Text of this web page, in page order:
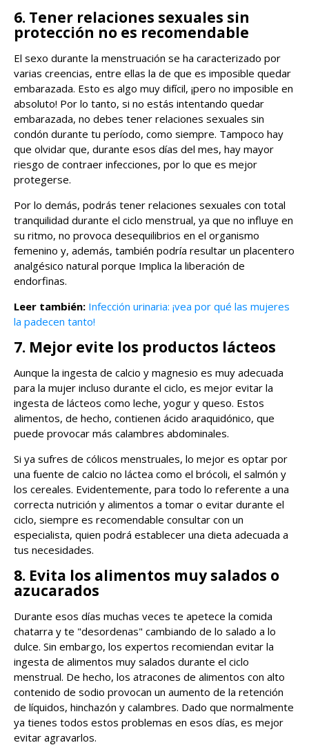
6. Tener relaciones sexuales sin
protección no es recomendable
El sexo durante la menstruación se ha caracterizado por
varias creencias, entre ellas la de que es imposible quedar
embarazada. Esto es algo muy difícil, ¡pero no imposible en
absoluto! Por lo tanto, si no estás intentando quedar
embarazada, no debes tener relaciones sexuales sin
condón durante tu período, como siempre. Tampoco hay
que olvidar que, durante esos días del mes, hay mayor
riesgo de contraer infecciones, por lo que es mejor
protegerse.
Por lo demás, podrás tener relaciones sexuales con total
tranquilidad durante el ciclo menstrual, ya que no influye en
su ritmo, no provoca desequilibrios en el organismo
femenino y, además, también podría resultar un placentero
analgésico natural porque Implica la liberación de
endorfinas.
Leer también: Infección urinaria: ¡vea por qué las mujeres
la padecen tanto!
7. Mejor evite los productos lácteos
Aunque la ingesta de calcio y magnesio es muy adecuada
para la mujer incluso durante el ciclo, es mejor evitar la
ingesta de lácteos como leche, yogur y queso. Estos
alimentos, de hecho, contienen ácido araquidónico, que
puede provocar más calambres abdominales.
Si ya sufres de cólicos menstruales, lo mejor es optar por
una fuente de calcio no láctea como el brócoli, el salmón y
los cereales. Evidentemente, para todo lo referente a una
correcta nutrición y alimentos a tomar o evitar durante el
ciclo, siempre es recomendable consultar con un
especialista, quien podrá establecer una dieta adecuada a
tus necesidades.
8. Evita los alimentos muy salados o
azucarados
Durante esos días muchas veces te apetece la comida
chatarra y te "desordenas" cambiando de lo salado a lo
dulce. Sin embargo, los expertos recomiendan evitar la
ingesta de alimentos muy salados durante el ciclo
menstrual. De hecho, los atracones de alimentos con alto
contenido de sodio provocan un aumento de la retención
de líquidos, hinchazón y calambres. Dado que normalmente
ya tienes todos estos problemas en esos días, es mejor
evitar agravarlos.